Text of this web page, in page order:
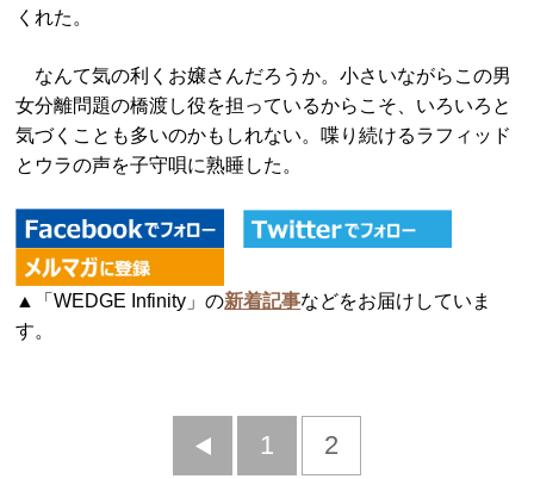
くれた。
なんて気の利くお嬢さんだろうか。小さいながらこの男
女分離問題の橋渡し役を担っているからこそ、いろいろと
気づくことも多いのかもしれない。喋り続けるラフィッド
とウラの声を子守唄に熟睡した。
▲「WEDGE Infinity」の新着記事などをお届けしていま
す。
前
1 2